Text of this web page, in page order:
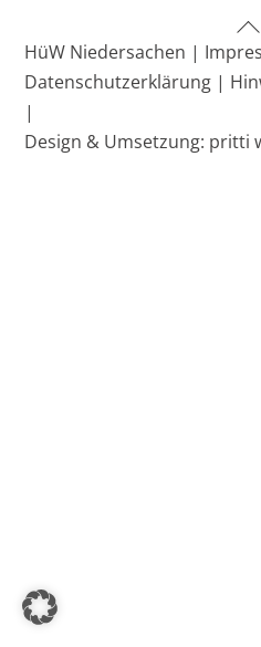
HüW Niedersachen |
Datenschutzerklärung |
|
Design & Umsetzung: pritti